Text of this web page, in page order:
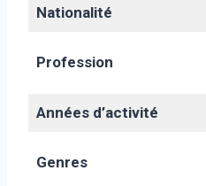
Nationalité
Profession
Années d’activité
Genres